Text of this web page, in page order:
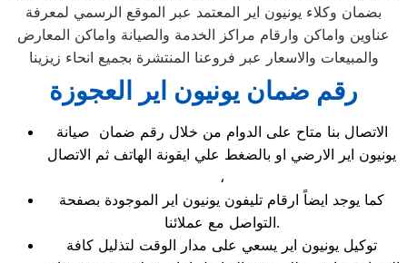
بضمان وكلاء يونيون اير المعتمد عبر الموقع الرسمي لمعرفة
عناوين واماكن وارقام مراكز الخدمة والصيانة واماكن المعارض
والمبيعات والاسعار عبر فروعنا المنتشرة بجميع انحاء زيزينا
رقم ضمان يونيون اير العجوزة
الاتصال بنا متاح على الدوام من خلال رقم ضمان صيانة
يونيون اير الارضي او بالضغط علي ايقونة الهاتف ثم الاتصال
،
كما يوجد ايضاً ارقام تليفون يونيون اير الموجودة بصفحة
التواصل مع عملائنا.
توكيل يونيون اير يسعي على مدار الوقت لتذليل كافة